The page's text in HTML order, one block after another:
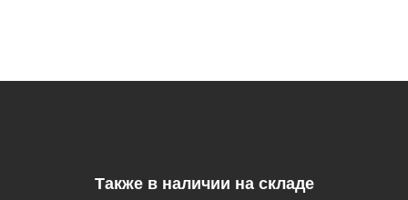
Также в наличии на складе